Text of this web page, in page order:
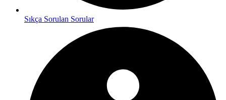
Sıkça Sorulan Sorular